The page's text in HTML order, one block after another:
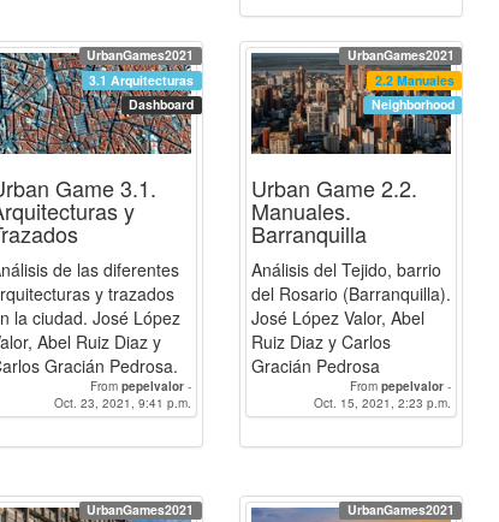
UrbanGames2021
3.1 Arquitecturas
Dashboard
Game 3.1.
y
de las diferentes
y trazados
la ciudad. José López
Abel Ruiz Diaz y
Gracián Pedrosa.
From pepelvalor-
CarlosGraciánPedrosa-
Abelruizdiaz
Oct. 23, 2021, 9:41 p.m.
UrbanGames2021
2.2 Manuales
Neighborhood
Urban Game 2.2.
Manuales.
Barranquilla
Análisis del Tejido, barrio
del Rosario (Barranquilla).
José López Valor, Abel
Ruiz Diaz y Carlos
Gracián Pedrosa
From pepelvalor -
CarlosGraciánPedrosa
Abelruizdiaz
Oct. 15, 2021, 2:23 p.m.
UrbanGames2021
UrbanGames2021